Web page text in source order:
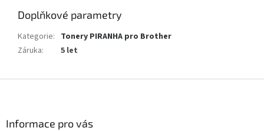
Doplňkové parametry
Kategorie: Tonery PIRANHA pro Brother
Záruka: 5 let
Informace pro vás